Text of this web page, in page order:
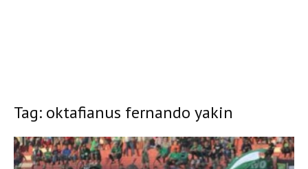
Tag: oktafianus fernando yakin